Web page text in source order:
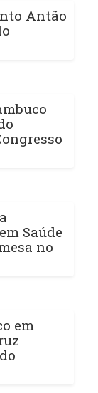
Antão
Saúde
no
em